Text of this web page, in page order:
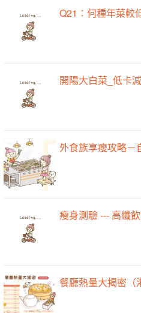
Q21：何種年菜較
開陽大白菜_低卡
外食族享瘦攻略－
瘦身測驗 --- 高纖
餐廳熱量大揭密（